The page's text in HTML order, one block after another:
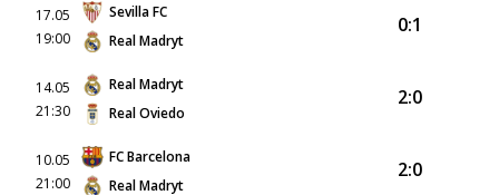
17.05
19:00
Sevilla FC
Real Madryt
0:1
14.05
21:30
Real Madryt
Real Oviedo
2:0
10.05
21:00
FC Barcelona
Real Madryt
2:0